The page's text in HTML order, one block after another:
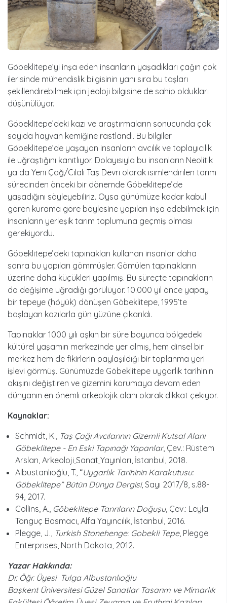
Göbeklitepe’yi inşa eden insanların yaşadıkları çağın çok
ilerisinde mühendislik bilgisinin yanı sıra bu taşları
şekillendirebilmek için jeoloji bilgisine de sahip oldukları
düşünülüyor.
Göbeklitepe’deki kazı ve araştırmaların sonucunda çok
sayıda hayvan kemiğine rastlandı. Bu bilgiler
Göbeklitepe’de yaşayan insanların avcılık ve toplayıcılık
ile uğraştığını kanıtlıyor. Dolayısıyla bu insanların Neolitik
ya da Yeni Çağ/Cilalı Taş Devri olarak isimlendirilen tarım
sürecinden önceki bir dönemde Göbeklitepe’de
yaşadığını söyleyebiliriz. Oysa günümüze kadar kabul
gören kurama göre böylesine yapıları inşa edebilmek için
insanların yerleşik tarım toplumuna geçmiş olması
gerekiyordu.
Göbeklitepe’deki tapınakları kullanan insanlar daha
sonra bu yapıları gömmüşler. Gömülen tapınakların
üzerine daha küçükleri yapılmış. Bu süreçte tapınakların
da değişime uğradığı görülüyor. 10.000 yıl önce yapay
bir tepeye (höyük) dönüşen Göbeklitepe, 1995’te
başlayan kazılarla gün yüzüne çıkarıldı.
Tapınaklar 1000 yılı aşkın bir süre boyunca bölgedeki
kültürel yaşamın merkezinde yer almış, hem dinsel bir
merkez hem de fikirlerin paylaşıldığı bir toplanma yeri
işlevi görmüş. Günümüzde Göbeklitepe uygarlık tarihinin
akışını değiştiren ve gizemini korumaya devam eden
dünyanın en önemli arkeolojik alanı olarak dikkat çekiyor.
Kaynaklar:
Schmidt, K., Taş Çağı Avcılarının Gizemli Kutsal Alanı
Göbeklitepe - En Eski Tapınağı Yapanlar, Çev.: Rüstem
Arslan, Arkeoloji Sanat Yayınları, İstanbul, 2018.
Albustanlıoğlu, T., “Uygarlık Tarihinin Karakutusu:
Göbeklitepe” Bütün Dünya Dergisi, Sayı 2017/8, s.88-
94, 2017.
Collins, A., Göbeklitepe Tanrıların Doğuşu, Çev.: Leyla
Tonguç Basmacı, Alfa Yayıncılık, İstanbul, 2016.
Plegge, J., Turkish Stonehenge: Gobekli Tepe, Plegge
Enterprises, North Dakota, 2012.
Yazar Hakkında:
Dr. Öğr. Üyesi Tulga Albustanlıoğlu
Başkent Üniversitesi Güzel Sanatlar Tasarım ve Mimarlık